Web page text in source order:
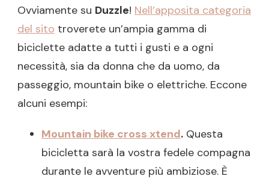
Ovviamente su Duzzle! Nell’apposita categoria
del sito troverete un’ampia gamma di
biciclette adatte a tutti i gusti e a ogni
necessità, sia da donna che da uomo, da
passeggio, mountain bike o elettriche. Eccone
alcuni esempi:
Mountain bike cross xtend. Questa
bicicletta sarà la vostra fedele compagna
durante le avventure più ambiziose. È